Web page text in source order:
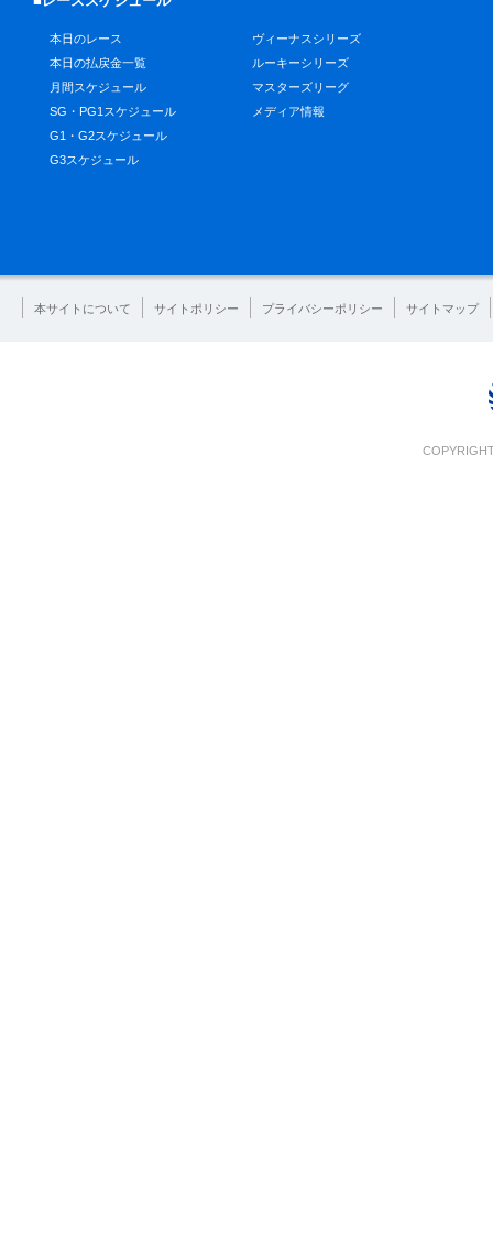
本日のレース
本日の払戻金一覧
月間スケジュール
SG・PG1スケジュール
G1・G2スケジュール
G3スケジュール
ヴィーナスシリーズ
ルーキーシリーズ
マスターズリーグ
メディア情報
本サイトについて サイトポリシー プライバシーポリシー サイトマップ